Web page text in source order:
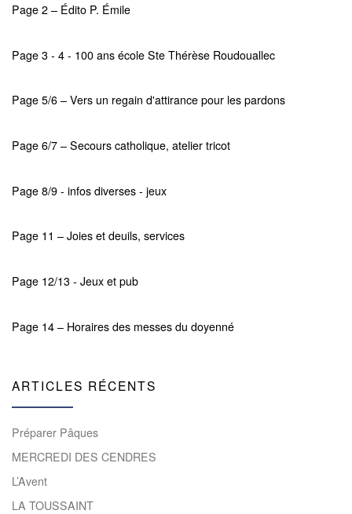
Page 2 – Édito P. Émile
Page 3 - 4 - 100 ans école Ste Thérèse Roudouallec
Page 5/6 – Vers un regain d'attirance pour les pardons
Page 6/7 – Secours catholique, atelier tricot
Page 8/9 - infos diverses - jeux
Page 11 – Joies et deuils, services
Page 12/13 - Jeux et pub
Page 14 – Horaires des messes du doyenné
ARTICLES RÉCENTS
Préparer Pâques
MERCREDI DES CENDRES
L’Avent
LA TOUSSAINT